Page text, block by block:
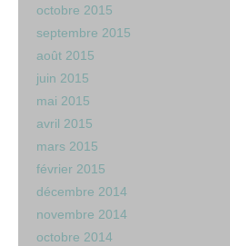
octobre 2015
septembre 2015
août 2015
juin 2015
mai 2015
avril 2015
mars 2015
février 2015
décembre 2014
novembre 2014
octobre 2014